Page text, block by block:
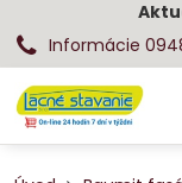
Informácie